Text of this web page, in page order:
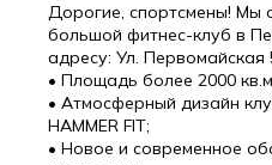
Дорогие, спортсмены! Мы
большой фитнес-клуб в
адресу: Ул. Первомайская
• Площадь более 2000 кв.м
• Атмосферный дизайн
HAMMER FIT;
• Новое и современное